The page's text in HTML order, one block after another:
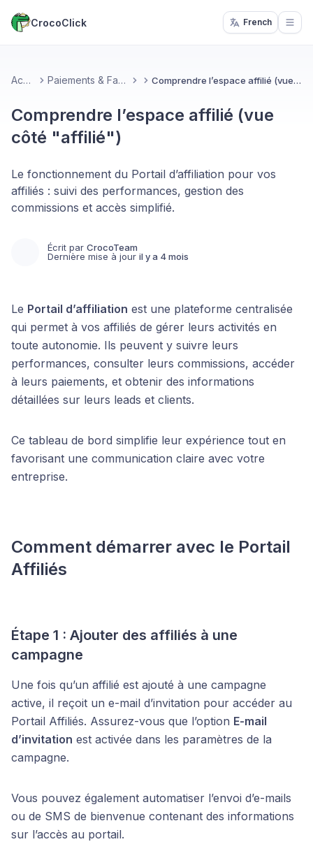
CrocoClick French
Accueil Paiements & Facturation Comprendre l’espace affilié (vue côté "affilié")
Comprendre l’espace affilié (vue
côté "affilié")
Le fonctionnement du Portail d’affiliation pour vos
affiliés : suivi des performances, gestion des
commissions et accès simplifié.
Écrit par CrocoTeam
Dernière mise à jour il y a 4 mois
Le Portail d’affiliation est une plateforme centralisée
qui permet à vos affiliés de gérer leurs activités en
toute autonomie. Ils peuvent y suivre leurs
performances, consulter leurs commissions, accéder
à leurs paiements, et obtenir des informations
détaillées sur leurs leads et clients.
Ce tableau de bord simplifie leur expérience tout en
favorisant une communication claire avec votre
entreprise.
Comment démarrer avec le Portail
Affiliés
Étape 1 : Ajouter des affiliés à une
campagne
Une fois qu’un affilié est ajouté à une campagne
active, il reçoit un e-mail d’invitation pour accéder au
Portail Affiliés. Assurez-vous que l’option E-mail
d’invitation est activée dans les paramètres de la
campagne.
Vous pouvez également automatiser l’envoi d’e-mails
ou de SMS de bienvenue contenant des informations
sur l’accès au portail.